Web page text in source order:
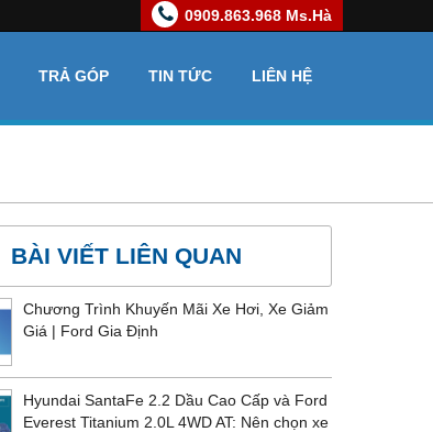
0909.863.968 Ms.Hà
TRẢ GÓP TIN TỨC LIÊN HỆ
BÀI VIẾT LIÊN QUAN
Chương Trình Khuyến Mãi Xe Hơi, Xe Giảm
Giá | Ford Gia Định
Hyundai SantaFe 2.2 Dầu Cao Cấp và Ford
Everest Titanium 2.0L 4WD AT: Nên chọn xe